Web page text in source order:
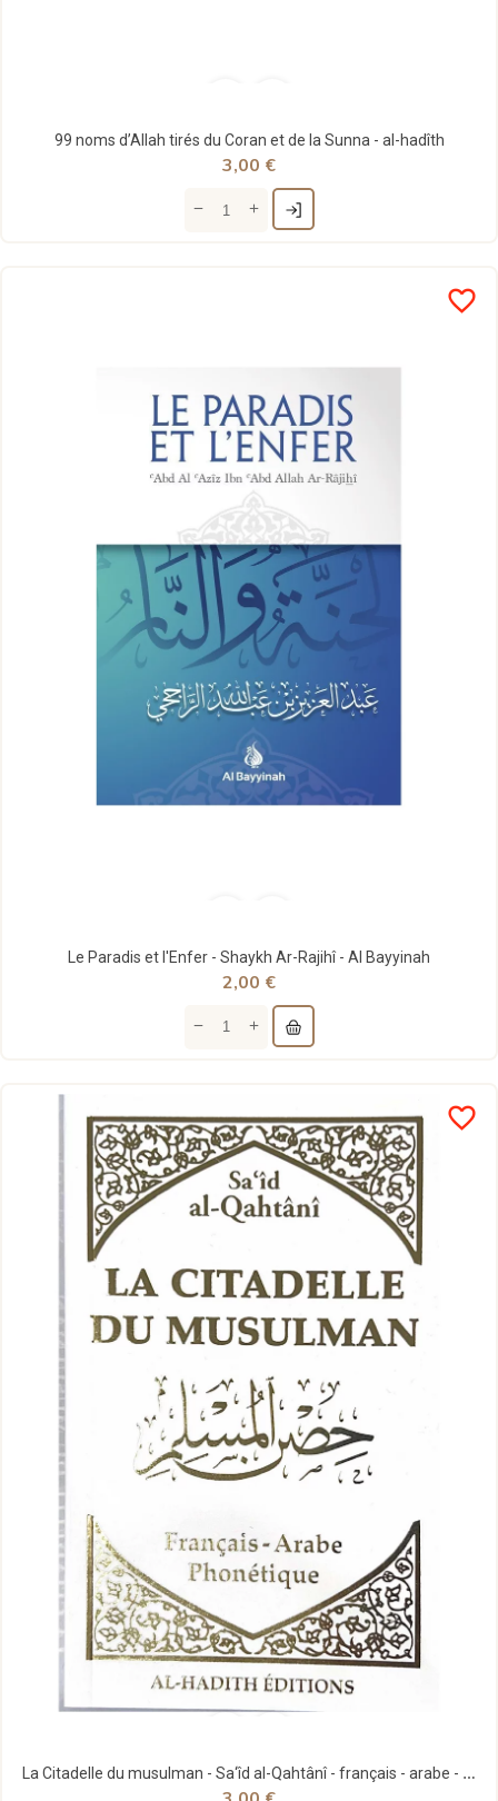
99 noms d’Allah tirés du Coran et de la Sunna - al-hadîth
3,00 €
favorite_border
Le Paradis et l'Enfer - Shaykh Ar-Rajihî - Al Bayyinah
2,00 €
favorite_border
La Citadelle du musulman - Sa‘îd al-Qahtânî - français - arabe - phonétique - blanc et dorée -...